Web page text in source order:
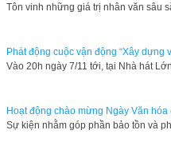
Tôn vinh những giá trị nhân văn sâu
Phát động cuộc vận động “Xây dựng
Vào 20h ngày 7/11 tới, tại Nhà hát
Hoạt động chào mừng Ngày Văn hóa
Sự kiện nhằm góp phần bảo tồn và